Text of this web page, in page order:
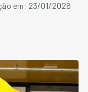
em: 23/01/2026